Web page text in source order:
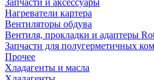
Запчасти и аксессуары
Нагреватели картера
Вентиляторы обдува
Вентиля, прокладки и адаптеры
Запчасти для полугерметичных
Прочее
Хладагенты и масла